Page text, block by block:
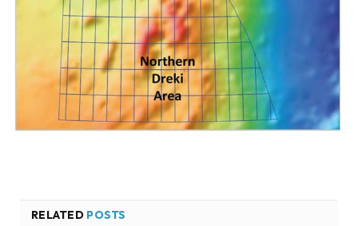
RELATED POSTS